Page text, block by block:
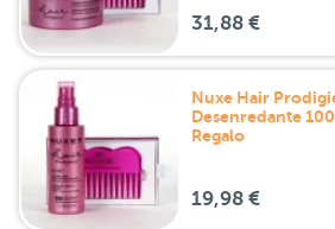
31,88 €
Nuxe Hair
Desenredante
Regalo
19,98 €